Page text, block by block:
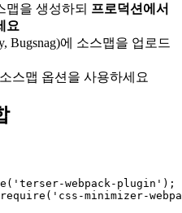
맵을 생성하되 프로덕션에서
요
Bugsnag)에 소스맵을 업로드
소스맵 옵션을 사용하세요
webpack-plugin');
minimizer-